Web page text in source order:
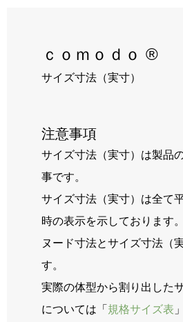
ｃｏｍｏｄｏ ®
サイズ寸法（実寸）
注意事項
サイズ寸法（実寸）は製品
事です。
サイズ寸法（実寸）は全て
時の表示を示しております。
ヌード寸法とサイズ寸法（
す。
実際の体型から割り出した
については「 規格サイズ表